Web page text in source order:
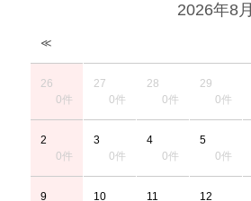
2026年8月
≪
26
0件
27
0件
28
0件
29
0件
2
0件
3
0件
4
0件
5
0件
9
10
11
12